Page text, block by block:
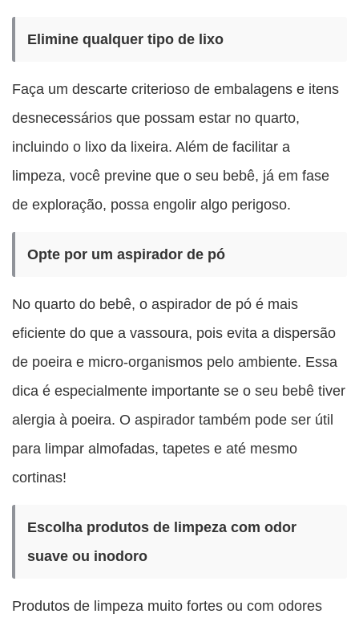
Elimine qualquer tipo de lixo
Faça um descarte criterioso de embalagens e itens
desnecessários que possam estar no quarto,
incluindo o lixo da lixeira. Além de facilitar a
limpeza, você previne que o seu bebê, já em fase
de exploração, possa engolir algo perigoso.
Opte por um aspirador de pó
No quarto do bebê, o aspirador de pó é mais
eficiente do que a vassoura, pois evita a dispersão
de poeira e micro-organismos pelo ambiente. Essa
dica é especialmente importante se o seu bebê tiver
alergia à poeira. O aspirador também pode ser útil
para limpar almofadas, tapetes e até mesmo
cortinas!
Escolha produtos de limpeza com odor
suave ou inodoro
Produtos de limpeza muito fortes ou com odores